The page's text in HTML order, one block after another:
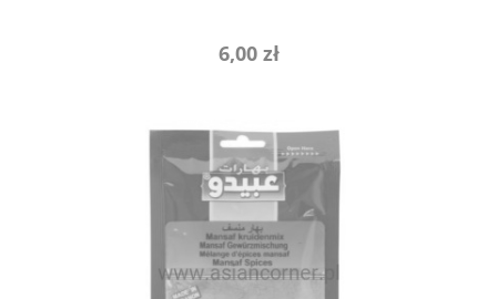
6,00 zł